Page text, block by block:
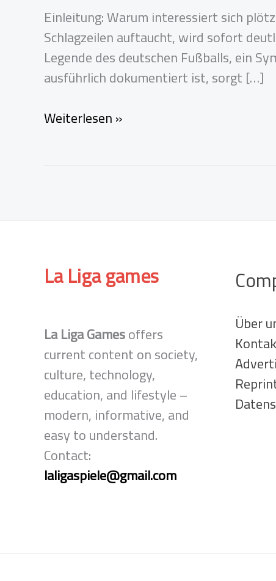
Einleitung: Warum interessiert sich
Schlagzeilen auftaucht, wird sofort
Legende des deutschen Fußballs, ein
ausführlich dokumentiert ist, sorgt […]
Sepp
Gerüchte
Privatleben
Weiterlesen »
La Ligagames
La Liga Gamesoffers
current content on society,
culture, technology,
education, and lifestyle –
modern, informative, and
easy to understand.
Contact:
laligaspiele@gmail.com
Über